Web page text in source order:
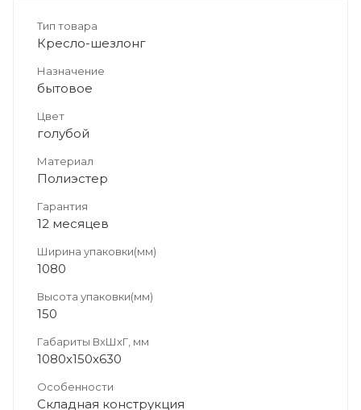
Тип товара
Кресло-шезлонг
Назначение
бытовое
Цвет
голубой
Материал
Полиэстер
Гарантия
12 месяцев
Ширина упаковки(мм)
1080
Высота упаковки(мм)
150
Габариты ВхШхГ, мм
1080х150х630
Особенности
Складная конструкция